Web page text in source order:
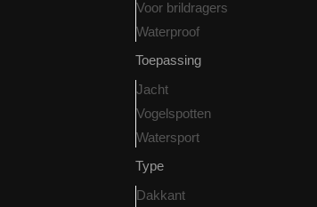
Voor brildragers
Waterproof
Toepassing
Jacht
Vogelspotten
Watersport
Type
Dakkant